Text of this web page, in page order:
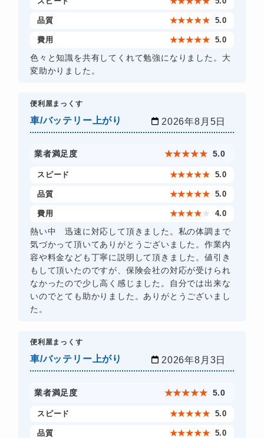
品質 ★★★★★ 5.0
費用 ★★★★★ 5.0
色々と知識を共有してくれて勉強になりました。大
変助かりました。
​便利屋まっくす
車/バッテリー上がり 2026年8月5日
業者満足度 ★★★★★ 5.0
スピード ★★★★★ 5.0
品質 ★★★★★ 5.0
費用 ★★★★ ★ 4.0
熱い中 迅速に対応して頂きました。私の体調まで
気づかって頂いてありがとうございました。作業内
容や料金なども丁寧に説明して頂きました。値引き
もして頂いたのですが、保険会社の対応が受けられ
なかったので少し高く感じました。自分では出来な
いのでとても助かりました。ありがとうございまし
た。
​便利屋まっくす
車/バッテリー上がり 2026年8月3日
業者満足度 ★★★★★ 5.0
スピード ★★★★★ 5.0
品質 ★★★★★ 5.0